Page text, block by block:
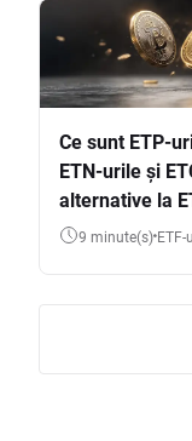
Ce sunt ETP-
ETN-urile și
alternative la
9 minute(s)